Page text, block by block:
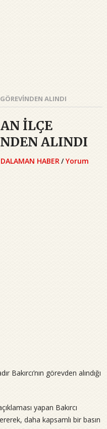
ALINDI
İLÇE
ALINDI
DALAMAN HABER/ Yorum
görevden alındığı
yapan Bakırcı
daha kapsamlı bir basın